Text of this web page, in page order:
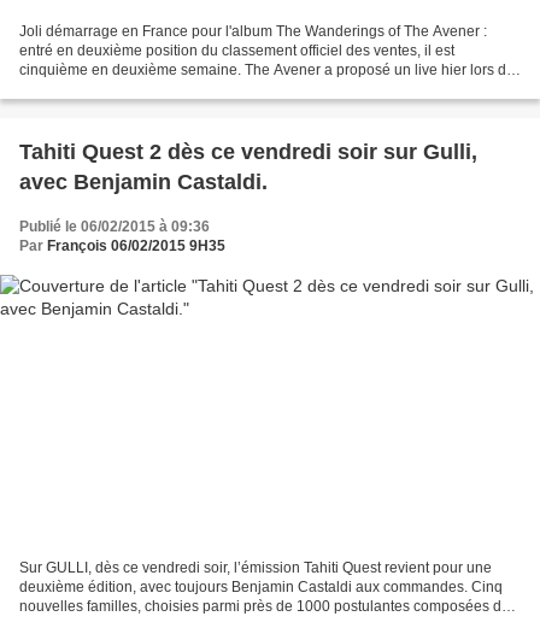
Joli démarrage en France pour l'album The Wanderings of The Avener :
entré en deuxième position du classement officiel des ventes, il est
cinquième en deuxième semaine. The Avener a proposé un live hier lors du
Tahiti Quest 2 dès ce vendredi soir sur Gulli,
avec Benjamin Castaldi.
Publié le 06/02/2015 à 09:36
Par François 06/02/2015 9H35
Sur GULLI, dès ce vendredi soir, l’émission Tahiti Quest revient pour une
deuxième édition, avec toujours Benjamin Castaldi aux commandes. Cinq
nouvelles familles, choisies parmi près de 1000 postulantes composées de